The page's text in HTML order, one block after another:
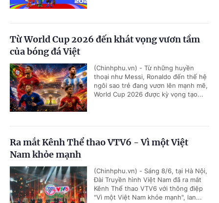
Từ World Cup 2026 đến khát vọng vươn tầm
của bóng đá Việt
(Chinhphu.vn) - Từ những huyền
thoại như Messi, Ronaldo đến thế hệ
ngôi sao trẻ đang vươn lên mạnh mẽ,
World Cup 2026 được kỳ vọng tạo...
Ra mắt Kênh Thể thao VTV6 - Vì một Việt
Nam khỏe mạnh
(Chinhphu.vn) - Sáng 8/6, tại Hà Nội,
Đài Truyền hình Việt Nam đã ra mắt
Kênh Thể thao VTV6 với thông điệp
"Vì một Việt Nam khỏe mạnh", lan...